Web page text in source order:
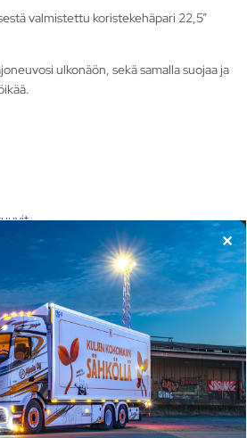
valmistettu koristekehäpari 22,5”
ulkonäön, sekä samalla suojaa ja
40mm sopii seuraaviin
ja ajoneuvomalleihin.
✕